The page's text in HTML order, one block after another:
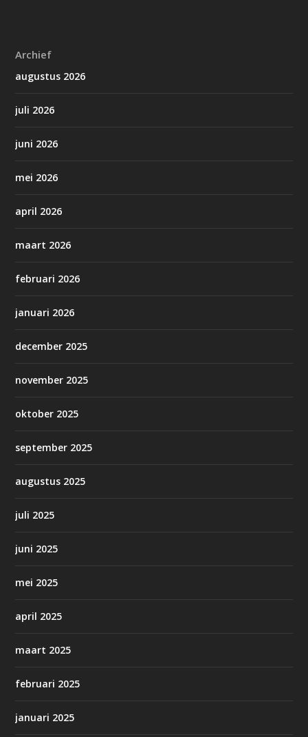
Archief
augustus 2026
juli 2026
juni 2026
mei 2026
april 2026
maart 2026
februari 2026
januari 2026
december 2025
november 2025
oktober 2025
september 2025
augustus 2025
juli 2025
juni 2025
mei 2025
april 2025
maart 2025
februari 2025
januari 2025